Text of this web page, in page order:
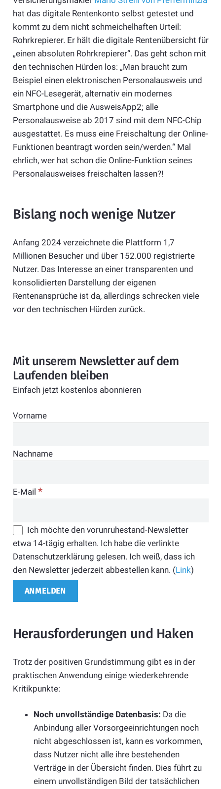
hat das digitale Rentenkonto selbst getestet und
kommt zu dem nicht schmeichelhaften Urteil:
Rohrkrepierer. Er hält die digitale Rentenübersicht für
„einen absoluten Rohrkrepierer“. Das geht schon mit
den technischen Hürden los: „Man braucht zum
Beispiel einen elektronischen Personalausweis und
ein NFC-Lesegerät, alternativ ein modernes
Smartphone und die AusweisApp2; alle
Personalausweise ab 2017 sind mit dem NFC-Chip
ausgestattet. Es muss eine Freischaltung der Online-
Funktionen beantragt worden sein/werden.“ Mal
ehrlich, wer hat schon die Online-Funktion seines
Personalausweises freischalten lassen?!
Bislang noch wenige Nutzer
Anfang 2024 verzeichnete die Plattform 1,7
Millionen Besucher und über 152.000 registrierte
Nutzer. Das Interesse an einer transparenten und
konsolidierten Darstellung der eigenen
Rentenansprüche ist da, allerdings schrecken viele
vor den technischen Hürden zurück.
Mit unserem Newsletter auf dem
Laufenden bleiben
Einfach jetzt kostenlos abonnieren
Vorname
Nachname
E-Mail *
Ich möchte den vorunruhestand-Newsletter
etwa 14-tägig erhalten. Ich habe die verlinkte
Datenschutzerklärung gelesen. Ich weiß, dass ich
den Newsletter jederzeit abbestellen kann. (Link)
Herausforderungen und Haken
Trotz der positiven Grundstimmung gibt es in der
praktischen Anwendung einige wiederkehrende
Kritikpunkte:
Noch unvollständige Datenbasis: Da die
Anbindung aller Vorsorgeeinrichtungen noch
nicht abgeschlossen ist, kann es vorkommen,
dass Nutzer nicht alle ihre bestehenden
Verträge in der Übersicht finden. Dies führt zu
einem unvollständigen Bild der tatsächlichen